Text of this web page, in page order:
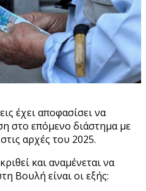
έχει αποφασίσει να
στο επόμενο διάστημα με
αρχές του 2025.
και αναμένεται να
Βουλή είναι οι εξής: